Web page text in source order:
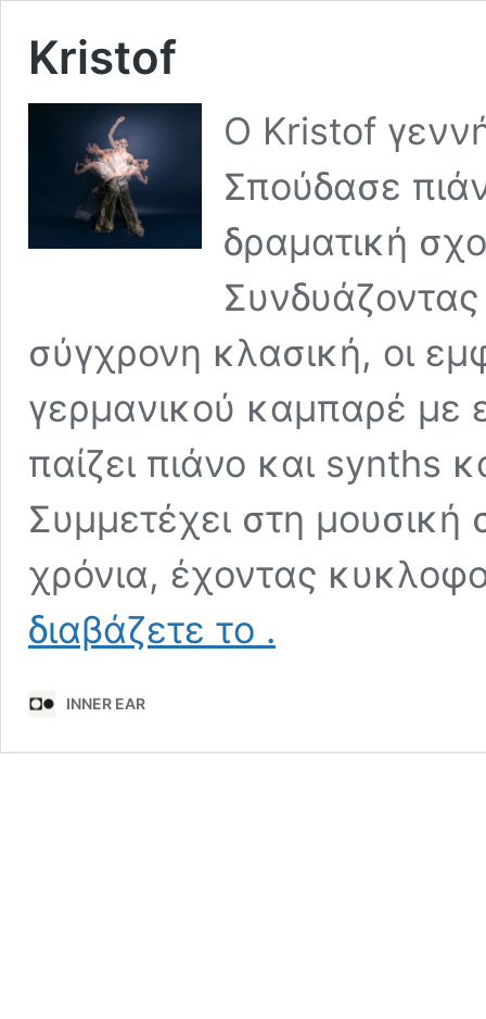
Kristof
Ο Kristof
Σπούδασε
δραματική
σύγχρονη κλασική, οι
γερμανικού καμπαρέ με
παίζει πιάνο και synths
Συμμετέχει στη
χρόνια, έχοντας
διαβάζετε το .
INNER EAR